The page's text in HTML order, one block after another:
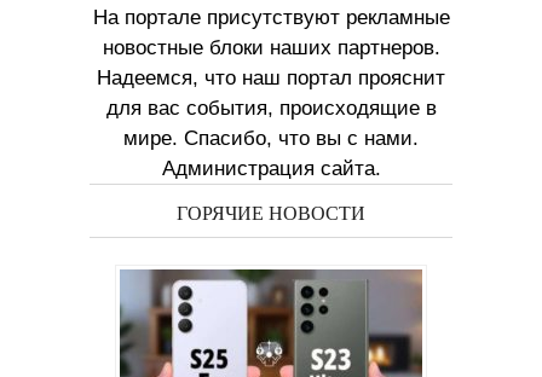
На портале присутствуют рекламные
новостные блоки наших партнеров.
Надеемся, что наш портал прояснит
для вас события, происходящие в
мире. Спасибо, что вы с нами.
Администрация сайта.
ГОРЯЧИЕ НОВОСТИ